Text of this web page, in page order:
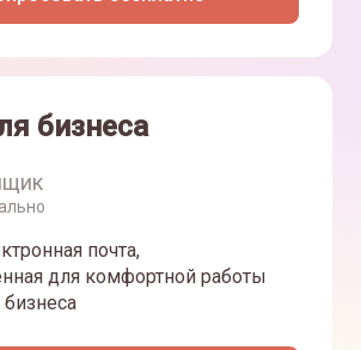
бизнеса
почта,
для комфортной работы